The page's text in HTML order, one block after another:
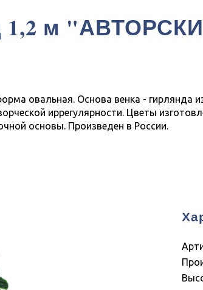
1,2 м
овальная. Основа венка - гирлянда
иррегулярности. Цветы
основы. Произведен в России.